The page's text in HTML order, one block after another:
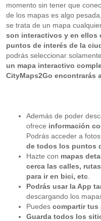
momento sin tener que
de los mapas es algo
se trata de un mapa
son interactivos y en ellos
puntos de interés de la
podrás seleccionar
un mapa interactivo
CityMaps2Go encontrarás
Además de poder
ofrece información
Podrás acceder a
de todos los puntos
Hazte con mapas
cerca las calles,
para ir en bici, etc.
Podrás usar la App
descargando los
Puedes compartir tus
Guarda todos los